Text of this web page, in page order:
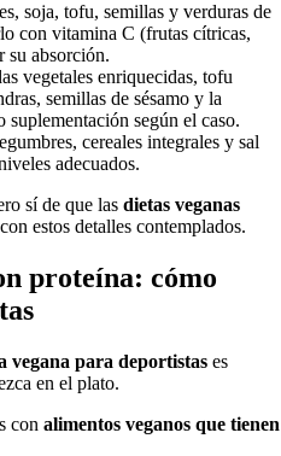
soja, tofu, semillas y verduras de
con vitamina C (frutas cítricas,
su absorción.
vegetales enriquecidas, tofu
semillas de sésamo y la
suplementación según el caso.
cereales integrales y sal
adecuados.
sí de que las dietas veganas
estos detalles contemplados.
proteína: cómo
vegana para deportistas es
en el plato.
con alimentos veganos que tienen